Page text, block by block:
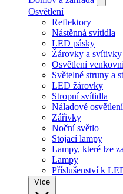
Osvětlení
Reflektory
Nástěnná svítidla
LED pásky
Žárovky a svítivky
Osvětlení
Světelné struny a
LED žárovky
Stropní svítidla
Náladové osvětlení
Zářivky
Noční světlo
Stojací lampy
Lampy, které lze
Lampy
Příslušenství k